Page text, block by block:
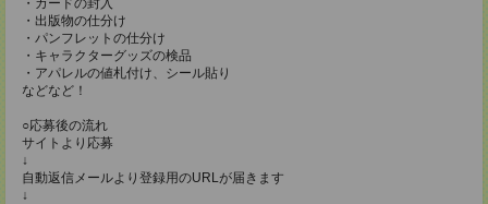
・カードの封入
・出版物の仕分け
・パンフレットの仕分け
・キャラクターグッズの検品
・アパレルの値札付け、シール貼り
などなど！
○応募後の流れ
サイトより応募
↓
自動返信メールより登録用のURLが届きます
↓